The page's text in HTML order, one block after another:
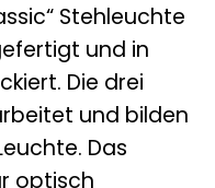
Stehleuchte
und in
Die drei
und bilden
Das
optisch